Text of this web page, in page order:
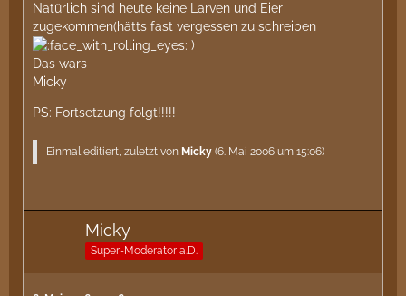
Natürlich sind heute keine Larven und Eier
zugekommen(hätts fast vergessen zu schreiben
)
Das wars
Micky
PS: Fortsetzung folgt!!!!!
Einmal editiert, zuletzt von Micky (6. Mai 2006 um 15:06)
Micky
Super-Moderator a.D.